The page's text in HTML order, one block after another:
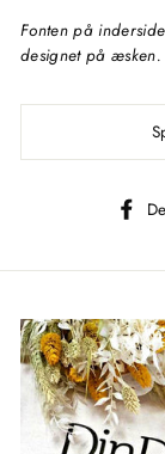
Fonten på
designet på æsken.